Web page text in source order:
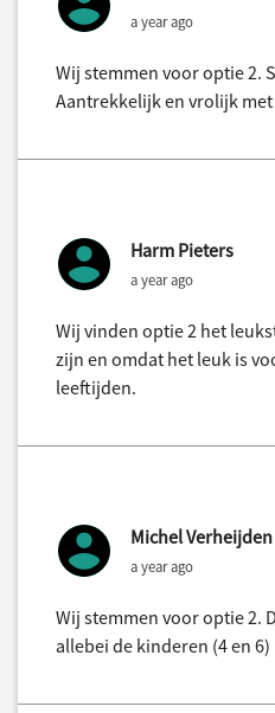
a year ago
Wij stemmen voor optie 2.
Aantrekkelijk en vrolijk
Harm Pieters
a year ago
Wij vinden optie 2 het
zijn en omdat het leuk is
leeftijden.
Michel Verheijden
a year ago
Wij stemmen voor optie 2.
allebei de kinderen (4 en 6)